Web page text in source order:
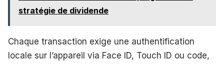
stratégie de dividende
Chaque transaction exige une authentification
locale sur l’appareil via Face ID, Touch ID ou code,